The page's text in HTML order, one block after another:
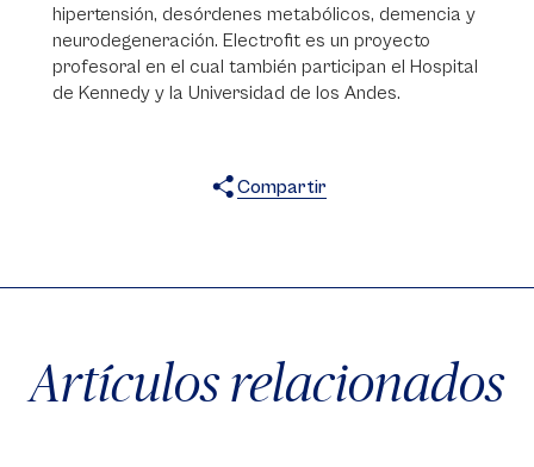
hipertensión, desórdenes metabólicos, demencia y
neurodegeneración. Electrofit es un proyecto
profesoral en el cual también participan el Hospital
de Kennedy y la Universidad de los Andes.
Compartir
Artículos relacionados